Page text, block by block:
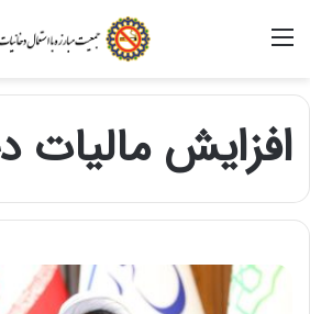
افزایش مالیات